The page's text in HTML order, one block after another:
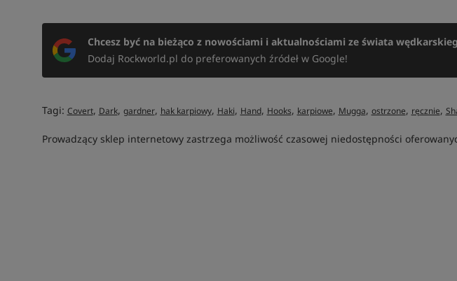
Chcesz być na bieżąco z nowościami i aktualnościami ze świata
Dodaj Rockworld.pl do preferowanych źródeł w Google!
Tagi: Covert, Dark, gardner, hak karpiowy, Haki, Hand, Hooks, karpiowe, Mugga, ostrzone, ręcznie,
Prowadzący sklep internetowy zastrzega możliwość czasowej niedostępności